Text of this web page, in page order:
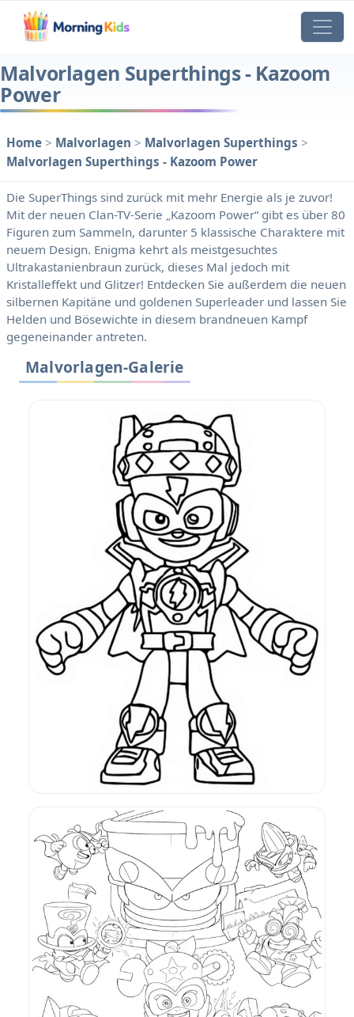
Malvorlagen Superthings - Kazoom
Power
Home > Malvorlagen > Malvorlagen Superthings >
Malvorlagen Superthings - Kazoom Power
Die SuperThings sind zurück mit mehr Energie als je zuvor!
Mit der neuen Clan-TV-Serie „Kazoom Power“ gibt es über 80
Figuren zum Sammeln, darunter 5 klassische Charaktere mit
neuem Design. Enigma kehrt als meistgesuchtes
Ultrakastanienbraun zurück, dieses Mal jedoch mit
Kristalleffekt und Glitzer! Entdecken Sie außerdem die neuen
silbernen Kapitäne und goldenen Superleader und lassen Sie
Helden und Bösewichte in diesem brandneuen Kampf
gegeneinander antreten.
Malvorlagen-Galerie